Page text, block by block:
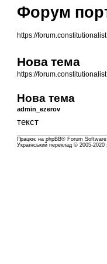
Форум
https://
Нова тема
https://
Нова тема
admin_ezerov
текст
Працює наphpBB® Forum
Український переклад © 2005-2020